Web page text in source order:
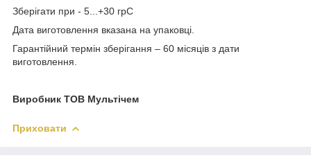
Зберігати при - 5...+30 грС
Дата виготовлення вказана на упаковці.
Гарантійний термін зберігання – 60 місяців з дати
виготовлення.
Виробник ТОВ Мультічем
Приховати